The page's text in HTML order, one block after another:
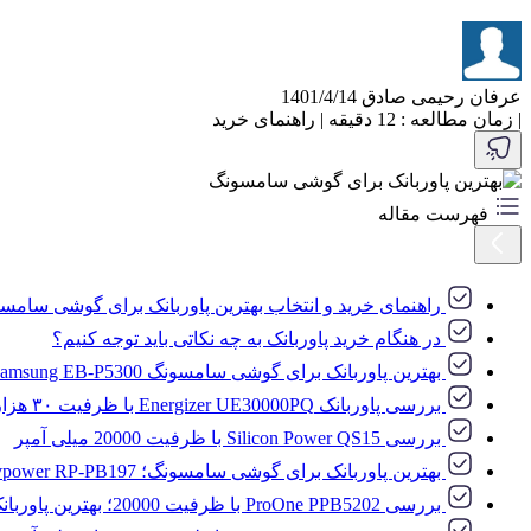
عرفان رحیمی صادق 1401/4/14
| زمان مطالعه : 12 دقیقه | راهنمای خرید
فهرست مقاله
راهنمای خرید و انتخاب بهترین پاوربانک برای گوشی
در هنگام خرید پاوربانک به چه نکاتی باید توجه کنیم؟
بهترین پاوربانک برای گوشی سامسونگ Samsung EB-P5300 با ظرفیت ۲۰ هزار میلی آمپر
بررسی پاوربانک Energizer UE30000PQ با ظرفیت ۳۰ هزار میلی آمپر؛ بهترین پاوربانک برای گوشی سامسونگ
بررسی Silicon Power QS15 با ظرفیت 20000 میلی آمپر
بهترین پاوربانک برای گوشی سامسونگ؛ Ravpower RP-PB197 با ظرفیت ۱۰ هزار میلی آمپر
بررسی ProOne PPB5202 با ظرفیت 20000؛ بهترین پاوربانک برای گوشی سامسونگ